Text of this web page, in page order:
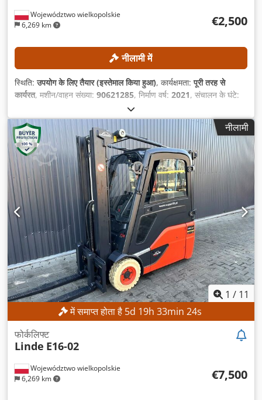
Województwo wielkopolskie
6,269 km
€2,500
नीलामी में
स्थिति:उपयोग के लिए तैयार (इस्तेमाल किया हुआ), कार्यक्षमता:पूरी तरह से
कार्यरत, मशीन/वाहन संख्या: 90621285, निर्माण वर्ष: 2021, संचालन के घंटे:
, निर्माण ऊँचाई:
नीलामी
1 / 11
में समाप्त होता है 5d 19h 33min 21s
Województwo wielkopolskie
6,269 km
फोर्कलिफ्ट
Linde E16-02
€7,500